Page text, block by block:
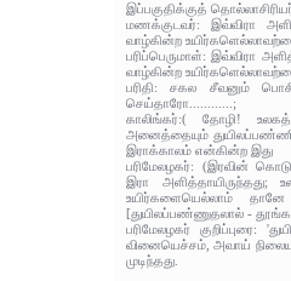
இப்பகுதிக்குத்
மணக்குடவர்: இவ்விரா
வாழ்கின்ற
பரிப்பெருமாள்: இவ்விரா
வாழ்கின்ற
பரிதி: சகல சீவனும்
செய்தாரோ............;
காலிங்கர்:( தோழி!
அனைத்தையும்
இராக்காலம் என்கின்ற இது
பரிமேலழகர்: (இரவின்
இரா அளித்தாயிருந்தது;
உயிர்களையெல்லாம்
[துயிலப்பண்ணுதலால் -
பரிமேலழகர் குறிப்புரை:
வினையெச்சம், அவாய்
முடிந்தது.